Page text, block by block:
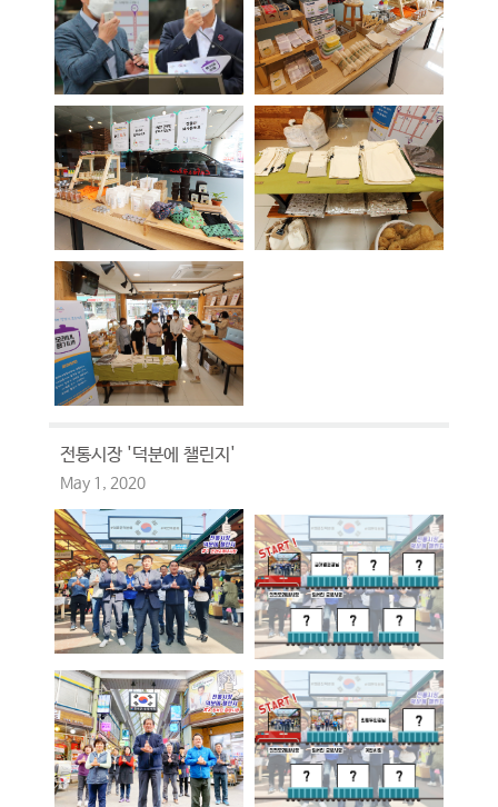
전통시장 '덕분에 챌린지'
May 1, 2020